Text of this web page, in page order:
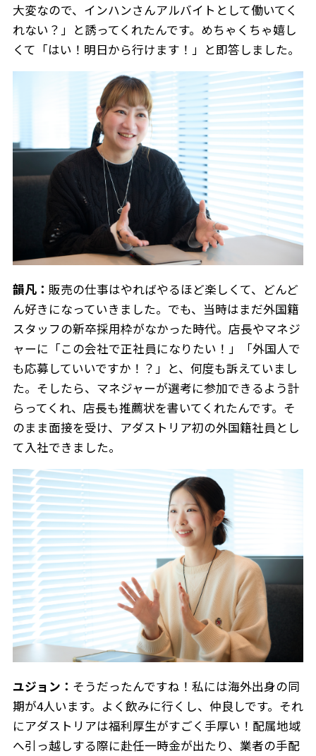
ニュース
企業情報
IR情報
サステナビリティ
グループ企業
採用情報
大変なので、インハンさんアルバイトとして働いてく
れない？」と誘ってくれたんです。めちゃくちゃ嬉し
くて「はい！明日から行けます！」と即答しました。
韻凡： 販売の仕事はやればやるほど楽しくて、どんど
ん好きになっていきました。でも、当時はまだ外国籍
スタッフの新卒採用枠がなかった時代。店長やマネジ
ャーに「この会社で正社員になりたい！」「外国人で
も応募していいですか！？」と、何度も訴えていまし
た。そしたら、マネジャーが選考に参加できるよう計
らってくれ、店長も推薦状を書いてくれたんです。そ
のまま面接を受け、アダストリア初の外国籍社員とし
て入社できました。
ユジョン： そうだったんですね！私には海外出身の同
期が4人います。よく飲みに行くし、仲良しです。それ
にアダストリアは福利厚生がすごく手厚い！配属地域
へ引っ越しする際に赴任一時金が出たり、業者の手配